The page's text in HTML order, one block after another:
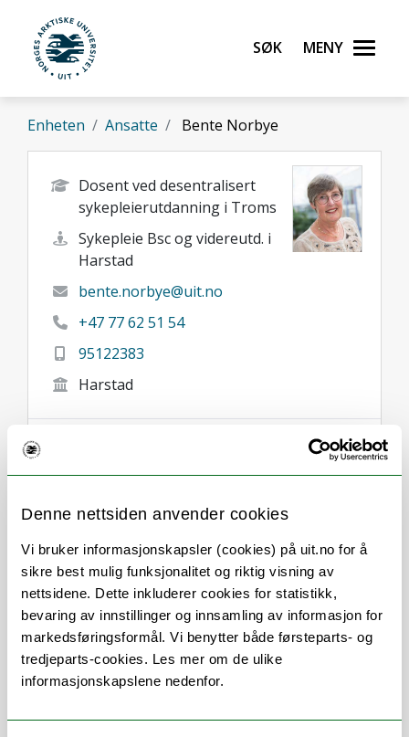
Denne nettsiden anvender cookies
Vi bruker informasjonskapsler (cookies) på uit.no for å
sikre best mulig funksjonalitet og riktig visning av
nettsidene. Dette inkluderer cookies for statistikk,
bevaring av innstillinger og innsamling av informasjon for
markedsføringsformål. Vi benytter både førsteparts- og
tredjeparts-cookies. Les mer om de ulike
informasjonskapslene nedenfor.
Gå til hovedinnhold
UiT Norges arktiske universitet
Søk Meny
Enheten Ansatte Bente Norbye
Dosent ved desentralisert
sykepleierutdanning i Troms
Sykepleie Bsc og videreutd. i
Harstad
bente.norbye@uit.no
+47 77 62 51 54
95122383
Harstad
Om
Forskning og undervisning
CV
Publikasjoner
Stillingsbeskrivelse